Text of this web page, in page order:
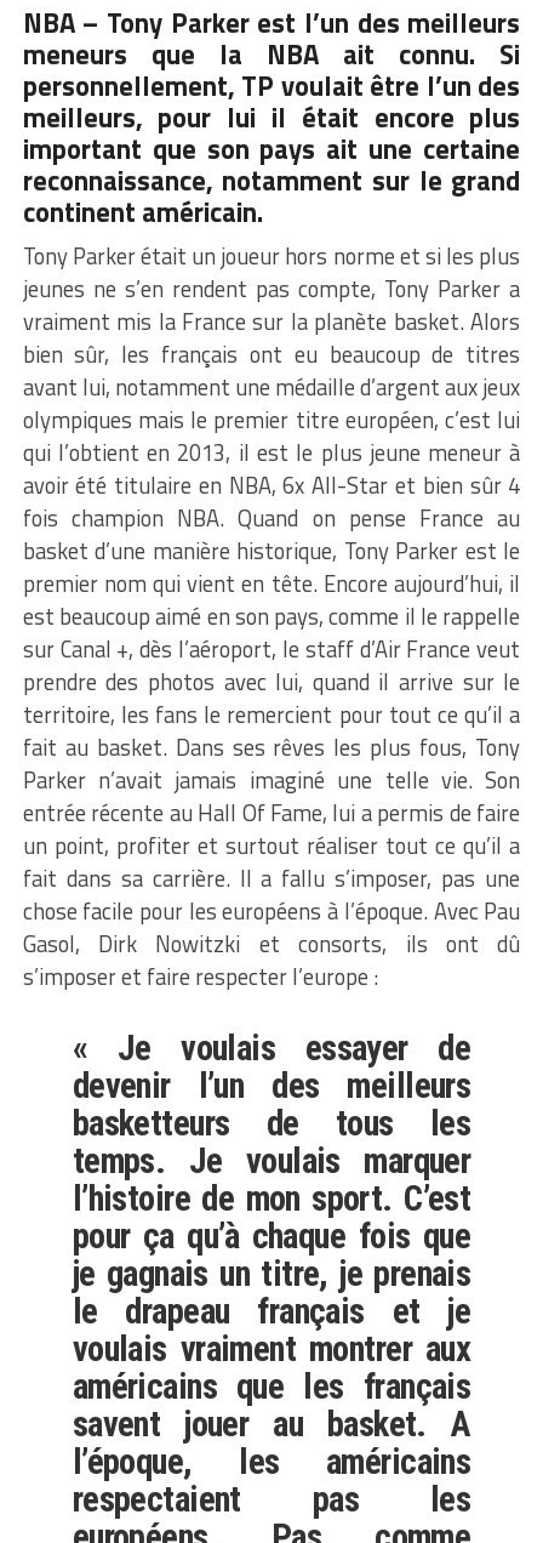
NBA – Tony Parkerest l’un des meilleurs
meneurs que la NBA ait connu. Si
personnellement, TP voulait être l’un des
meilleurs, pour lui il était encore plus
important que son pays ait une certaine
reconnaissance, notamment sur le grand
continent américain.
Tony Parker était un joueur hors norme et si les plus
jeunes ne s’en rendent pas compte, Tony Parker a
vraiment mis la France sur la planète basket. Alors
bien sûr, les français ont eu beaucoup de titres
avant lui, notamment une médaille d’argent aux jeux
olympiques mais le premier titre européen, c’est lui
qui l’obtient en 2013, il est le plus jeune meneur à
avoir été titulaire en NBA, 6x All-Star et bien sûr 4
fois champion NBA. Quand on pense France au
basket d’une manière historique, Tony Parker est le
premier nom qui vient en tête. Encore aujourd’hui, il
est beaucoup aimé en son pays, comme il le rappelle
sur Canal +, dès l’aéroport, le staff d’Air France veut
prendre des photos avec lui, quand il arrive sur le
territoire, les fans le remercient pour tout ce qu’il a
fait au basket. Dans ses rêves les plus fous, Tony
Parker n’avait jamais imaginé une telle vie. Son
entrée récente au Hall Of Fame, lui a permis de faire
un point, profiter et surtout réaliser tout ce qu’il a
fait dans sa carrière. Il a fallu s’imposer, pas une
chose facile pour les européens à l’époque. Avec Pau
Gasol, Dirk Nowitzki et consorts, ils ont dû
s’imposer et faire respecter l’europe :
« Je voulais essayer de
devenir l’un des meilleurs
basketteurs de tous les
temps. Je voulais marquer
l’histoire de mon sport. C’est
pour ça qu’à chaque fois que
je gagnais un titre, je prenais
le drapeau français et je
voulais vraiment montrer aux
américains que les français
savent jouer au basket. A
l’époque, les américains
respectaient pas les